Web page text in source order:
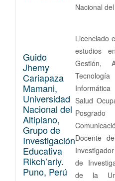
Nacional
Guido
Jhemy
Cariapaza
Mamani,
Universidad
Nacional del
Altiplano,
Grupo de
Investigación
Educativa
Rikch’ariy.
Puno, Perú
Licenciado
estudios
Gestión,
Salud
Docente
de
de la